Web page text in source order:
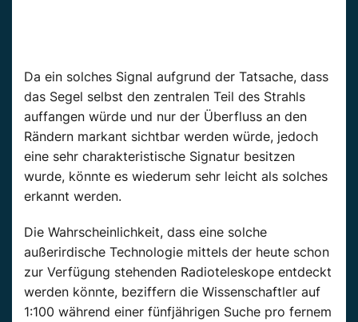
Da ein solches Signal aufgrund der Tatsache, dass
das Segel selbst den zentralen Teil des Strahls
auffangen würde und nur der Überfluss an den
Rändern markant sichtbar werden würde, jedoch
eine sehr charakteristische Signatur besitzen
wurde, könnte es wiederum sehr leicht als solches
erkannt werden.
Die Wahrscheinlichkeit, dass eine solche
außerirdische Technologie mittels der heute schon
zur Verfügung stehenden Radioteleskope entdeckt
werden könnte, beziffern die Wissenschaftler auf
1:100 während einer fünfjährigen Suche pro fernem